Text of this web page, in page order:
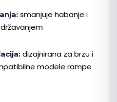
smanjuje habanje i
dizajnirana za brzu i
modele rampe